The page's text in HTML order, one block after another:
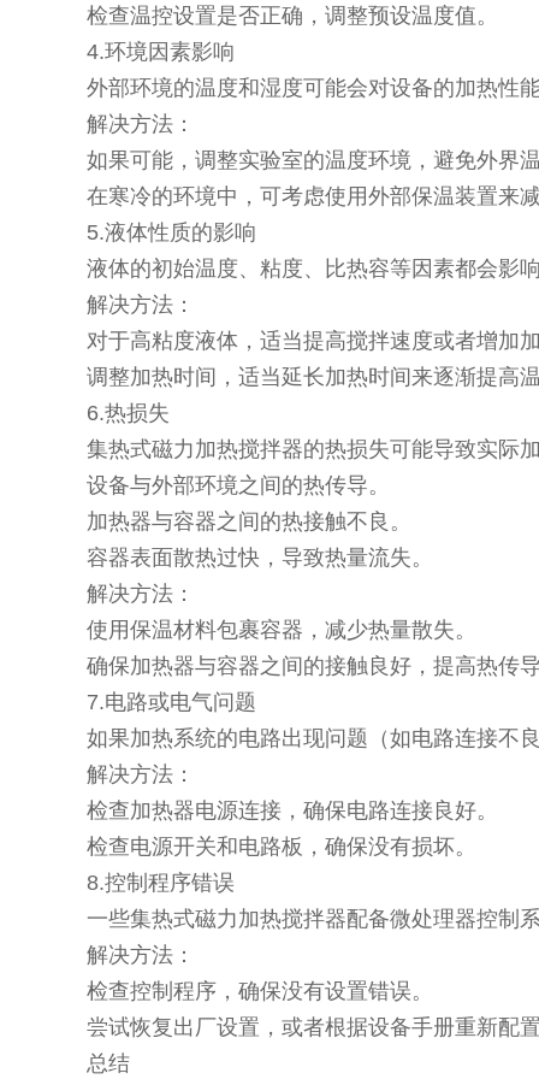
检查温控设置是否正确，调整预设温度值。
4.环境因素影响
外部环境的温度和湿度可能会对设备的加热性
解决方法：
如果可能，调整实验室的温度环境，避免外界
在寒冷的环境中，可考虑使用外部保温装置来
5.液体性质的影响
液体的初始温度、粘度、比热容等因素都会影
解决方法：
对于高粘度液体，适当提高搅拌速度或者增加
调整加热时间，适当延长加热时间来逐渐提高
6.热损失
集热式磁力加热搅拌器的热损失可能导致实
设备与外部环境之间的热传导。
加热器与容器之间的热接触不良。
容器表面散热过快，导致热量流失。
解决方法：
使用保温材料包裹容器，减少热量散失。
确保加热器与容器之间的接触良好，提高热传
7.电路或电气问题
如果加热系统的电路出现问题（如电路连接不
解决方法：
检查加热器电源连接，确保电路连接良好。
检查电源开关和电路板，确保没有损坏。
8.控制程序错误
一些集热式磁力加热搅拌器配备微处理器控
解决方法：
检查控制程序，确保没有设置错误。
尝试恢复出厂设置，或者根据设备手册重新配
总结